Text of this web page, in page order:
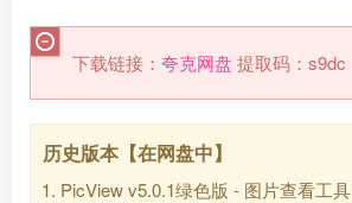
下载链接： 夸克网盘 提取码：s9dc
历史版本【在网盘中】
PicView v5.0.1绿色版 - 图片查看工具